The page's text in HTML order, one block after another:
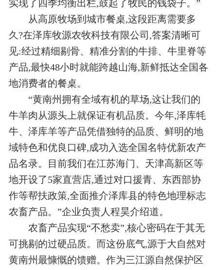
实现了四季均衡出栏,鼓起了牧民的钱袋子。”
从高原牧场到城市餐桌,这段距离需要多
久?在泽库牧源农牧科技有限公司,答案清晰可
见:经过精细剔骨、精准分割的牛排、牛里脊等
产品,最快48小时就能跨越山海,新鲜抵达全国各
地消费者的餐桌。
“黄南州拥有全域有机的草场,这让我们的
牛羊肉从源头上就保证有机品质。今年,泽库牦
牛、泽库羊等产品凭借独特的品质、鲜明的地
域特色和优良口碑,成功入选全国名特优新农产
品名录。目前我们在江苏海门、天津高新区等
地开设了5家直营店,通过对口援青、东西部协
作等帮扶政策,全面推介泽库县的特色地理标志
农畜产品。”企业负责人程昊介绍道。
农畜产品实现“不愁卖”,核心密码在于其无
可挑剔的过硬品质。而这份底气,源于大自然对
黄南州最慷慨的馈赠。作为三江源自然保护区